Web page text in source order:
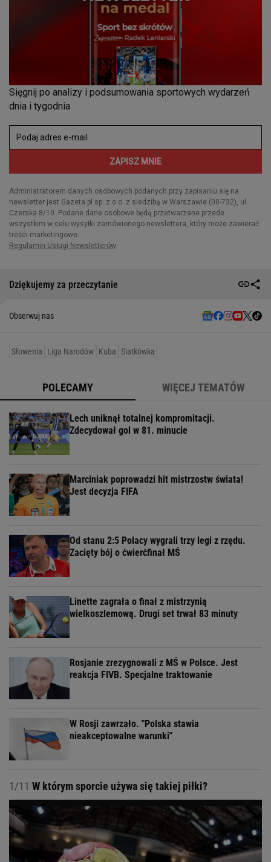
Dziękujemy za przeczytanie
Obserwuj nas
Słowenia Liga Narodów Kuba Siatkówka
POLECAMY WIĘCEJ TEMATÓW
Lech uniknął totalnej kompromitacji.
Zdecydował gol w 81. minucie
Marciniak poprowadzi hit mistrzostw świata!
Jest decyzja FIFA
Od stanu 2:5 Polacy wygrali trzy legi z rzędu.
Zacięty bój o ćwierćfinał MŚ
Linette zagrała o finał z mistrzynią
wielkoszlemową. Drugi set trwał 83 minuty
Rosjanie zrezygnowali z MŚ w Polsce. Jest
reakcja FIVB. Specjalne traktowanie
W Rosji zawrzało. "Polska stawia
nieakceptowalne warunki"
1/11 W którym sporcie używa się takiej piłki?